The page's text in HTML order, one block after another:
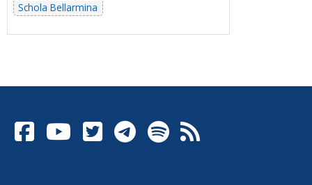
Schola Bellarmina